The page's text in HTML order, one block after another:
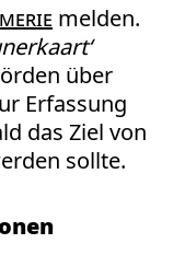
melden.
über
Erfassung
das Ziel von
sollte.